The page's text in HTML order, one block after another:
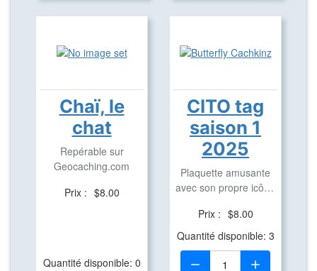
Chaï, le
chat
Repérable sur
Geocaching.com
Prix : $8.00
Quantité disponible: 0
CITO tag
saison 1
2025
Plaquette amusante
avec son propre icône
Prix : $8.00
Quantité disponible: 3
Quantité: